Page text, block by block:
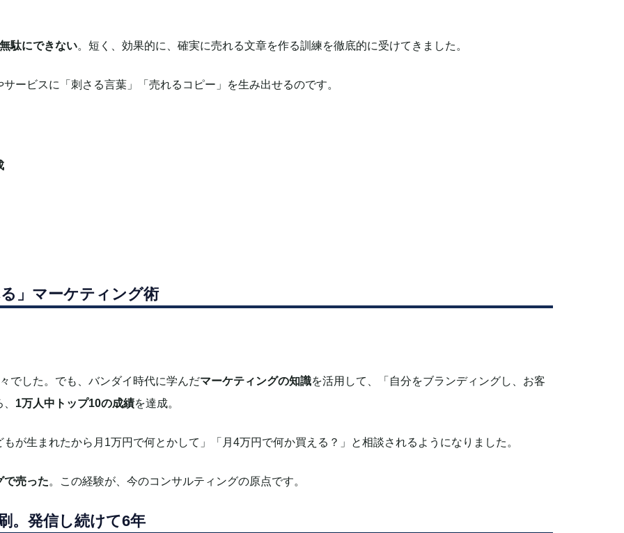
駄にできない。 短く、効果的に、確実に売れる文章を作る訓練を徹底的に受けてきました。
ービスに「刺さる言葉」「売れるコピー」を生み出せるのです。
」マーケティング術
でした。 でも、バンダイ時代に学んだマーケティングの知識を活用して、「自分をブランディングし、お客
1万人中トップ10の成績を達成。
が生まれたから月1万円で何とかして」「月4万円で何か買える？」と相談されるようになりました。
で売った。 この経験が、今のコンサルティングの原点です。
。発信し続けて6年